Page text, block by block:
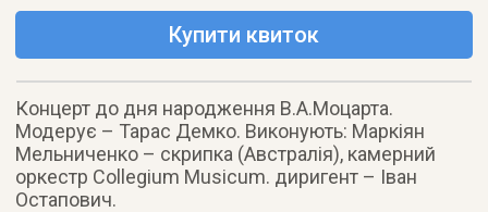
Купити квиток
Концерт до дня народження В.А.Моцарта.
Модерує – Тарас Демко. Виконують: Маркіян
Мельниченко – скрипка (Австралія), камерний
оркестр Collegium Musicum. диригент – Іван
Остапович.